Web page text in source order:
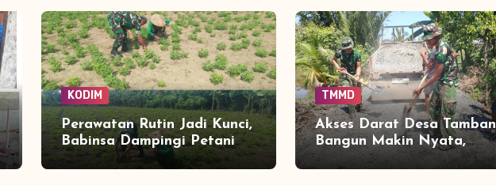
KODIM
Perawatan Rutin Jadi Kunci,
Babinsa Dampingi Petani
Rawat Kacang Tanah
hingga Panen
TMMD
Akses Darat Desa Tamban
Bangun Makin Nyata,
Peningkatan Jalan TMMD
Sentuh 90 Persen